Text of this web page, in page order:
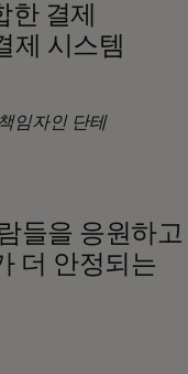
결제
제 시스템
임자인 단테
들을 응원하고
더 안정되는